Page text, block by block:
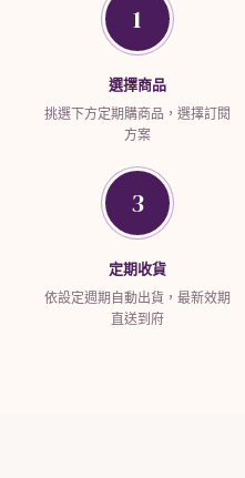
1
選擇商品
挑選下方定期購商品，選擇訂閱
方案
3
定期收貨
依設定週期自動出貨，最新效期
直送到府